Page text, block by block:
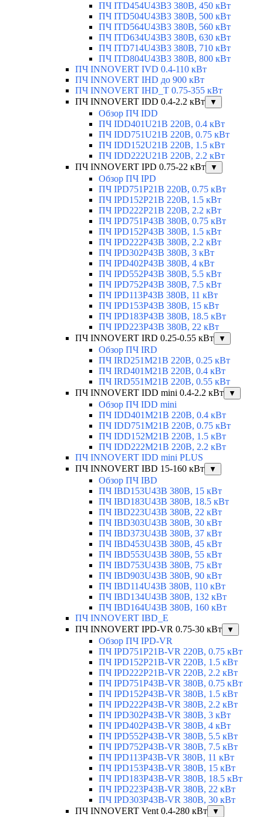
ПЧ ITD454U43B3 380В, 450 кВт
ПЧ ITD504U43B3 380В, 500 кВт
ПЧ ITD564U43B3 380В, 560 кВт
ПЧ ITD634U43B3 380В, 630 кВт
ПЧ ITD714U43B3 380В, 710 кВт
ПЧ ITD804U43B3 380В, 800 кВт
ПЧ INNOVERT IVD 0.4-110 кВт
ПЧ INNOVERT IHD до 900 кВт
ПЧ INNOVERT IHD_T 0.75-355 кВт
ПЧ INNOVERT IDD 0.4-2.2 кВт
▼
Обзор ПЧ IDD
ПЧ IDD401U21B 220В, 0.4 кВт
ПЧ IDD751U21B 220В, 0.75 кВт
ПЧ IDD152U21B 220В, 1.5 кВт
ПЧ IDD222U21B 220В, 2.2 кВт
ПЧ INNOVERT IPD 0.75-22 кВт
▼
Обзор ПЧ IPD
ПЧ IPD751P21B 220В, 0.75 кВт
ПЧ IPD152P21B 220В, 1.5 кВт
ПЧ IPD222P21B 220В, 2.2 кВт
ПЧ IPD751P43B 380В, 0.75 кВт
ПЧ IPD152P43B 380В, 1.5 кВт
ПЧ IPD222P43B 380В, 2.2 кВт
ПЧ IPD302P43B 380В, 3 кВт
ПЧ IPD402P43B 380В, 4 кВт
ПЧ IPD552P43B 380В, 5.5 кВт
ПЧ IPD752P43B 380В, 7.5 кВт
ПЧ IPD113P43B 380В, 11 кВт
ПЧ IPD153P43B 380В, 15 кВт
ПЧ IPD183P43B 380В, 18.5 кВт
ПЧ IPD223P43B 380В, 22 кВт
ПЧ INNOVERT IRD 0.25-0.55 кВт
▼
Обзор ПЧ IRD
ПЧ IRD251M21B 220В, 0.25 кВт
ПЧ IRD401M21B 220В, 0.4 кВт
ПЧ IRD551M21B 220В, 0.55 кВт
ПЧ INNOVERT IDD mini 0.4-2.2 кВт
▼
Обзор ПЧ IDD mini
ПЧ IDD401M21B 220В, 0.4 кВт
ПЧ IDD751M21B 220В, 0.75 кВт
ПЧ IDD152M21B 220В, 1.5 кВт
ПЧ IDD222M21B 220В, 2.2 кВт
ПЧ INNOVERT IDD mini PLUS
ПЧ INNOVERT IBD 15-160 кВт
▼
Обзор ПЧ IBD
ПЧ IBD153U43B 380В, 15 кВт
ПЧ IBD183U43B 380В, 18.5 кВт
ПЧ IBD223U43B 380В, 22 кВт
ПЧ IBD303U43B 380В, 30 кВт
ПЧ IBD373U43B 380В, 37 кВт
ПЧ IBD453U43B 380В, 45 кВт
ПЧ IBD553U43B 380В, 55 кВт
ПЧ IBD753U43B 380В, 75 кВт
ПЧ IBD903U43B 380В, 90 кВт
ПЧ IBD114U43B 380В, 110 кВт
ПЧ IBD134U43B 380В, 132 кВт
ПЧ IBD164U43B 380В, 160 кВт
ПЧ INNOVERT IBD_E
ПЧ INNOVERT IPD-VR 0.75-30 кВт
▼
Обзор ПЧ IPD-VR
ПЧ IPD751P21B-VR 220В, 0.75 кВт
ПЧ IPD152P21B-VR 220В, 1.5 кВт
ПЧ IPD222P21B-VR 220В, 2.2 кВт
ПЧ IPD751P43B-VR 380В, 0.75 кВт
ПЧ IPD152P43B-VR 380В, 1.5 кВт
ПЧ IPD222P43B-VR 380В, 2.2 кВт
ПЧ IPD302P43B-VR 380В, 3 кВт
ПЧ IPD402P43B-VR 380В, 4 кВт
ПЧ IPD552P43B-VR 380В, 5.5 кВт
ПЧ IPD752P43B-VR 380В, 7.5 кВт
ПЧ IPD113P43B-VR 380В, 11 кВт
ПЧ IPD153P43B-VR 380В, 15 кВт
ПЧ IPD183P43B-VR 380В, 18.5 кВт
ПЧ IPD223P43B-VR 380В, 22 кВт
ПЧ IPD303P43B-VR 380В, 30 кВт
ПЧ INNOVERT Vent 0.4-280 кВт
▼